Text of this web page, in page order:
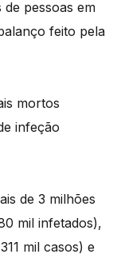
pessoas em
feito pela
mortos
infeção
de 3 milhões
mil infetados),
mil casos) e